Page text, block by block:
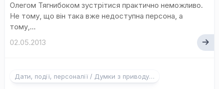
Олегом Тягнибоком зустрітися практично неможливо.
Не тому, що він така вже недоступна персона, а
тому,...
02.05.2013
Дати, події, персоналії / Думки з приводу…